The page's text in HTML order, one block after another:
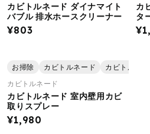
カビトルネード ダイナマイト
バブル 排水ホースクリーナー
¥803
カ
タ
お掃除 カビトルネード カビトルネ
カビトルネード
カビトルネード 室内壁用カビ
取りスプレー
¥1,980